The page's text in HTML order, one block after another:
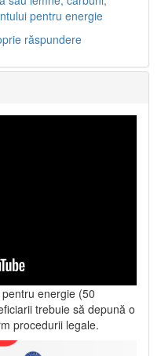
pentru energie
răspundere
energie (50
trebuie să depună o
procedurii legale.